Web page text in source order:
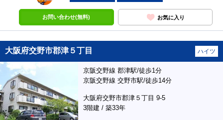
お問い合わせ(無料) お気に入り
大阪府交野市郡津５丁目 ハイツ
京阪交野線 郡津駅/徒歩1分
京阪交野線 交野市駅/徒歩14分
大阪府交野市郡津５丁目 9-5
3階建 / 築33年